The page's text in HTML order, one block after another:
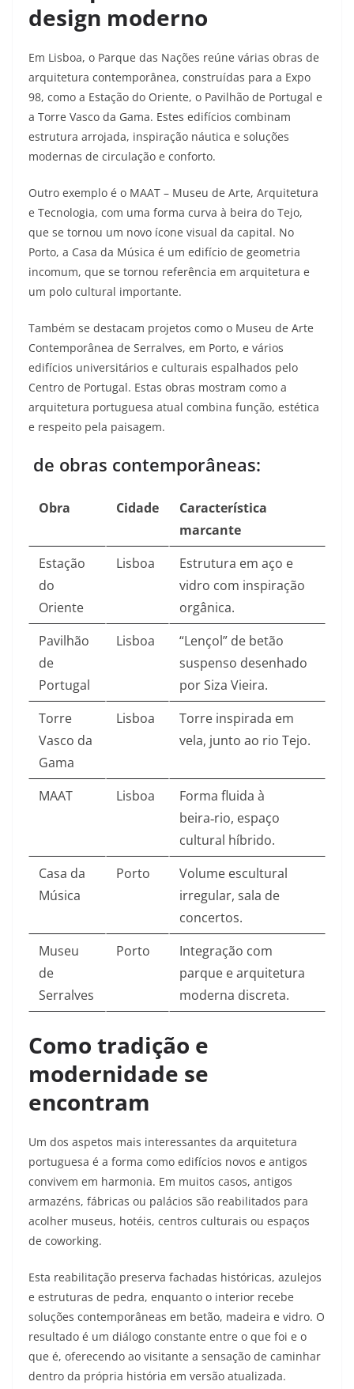
design moderno
Em Lisboa, o Parque das Nações reúne várias obras de
arquitetura contemporânea, construídas para a Expo
98, como a Estação do Oriente, o Pavilhão de Portugal e
a Torre Vasco da Gama. Estes edifícios combinam
estrutura arrojada, inspiração náutica e soluções
modernas de circulação e conforto.​
Outro exemplo é o MAAT – Museu de Arte, Arquitetura
e Tecnologia, com uma forma curva à beira do Tejo,
que se tornou um novo ícone visual da capital. No
Porto, a Casa da Música é um edifício de geometria
incomum, que se tornou referência em arquitetura e
um polo cultural importante.​
Também se destacam projetos como o Museu de Arte
Contemporânea de Serralves, em Porto, e vários
edifícios universitários e culturais espalhados pelo
Centro de Portugal. Estas obras mostram como a
arquitetura portuguesa atual combina função, estética
e respeito pela paisagem.​
de obras contemporâneas:
Obra Cidade
Característica
marcante
Estação
do
Oriente
Lisboa
Estrutura em aço e
vidro com inspiração
orgânica.​
Pavilhão
de
Portugal
Lisboa
“Lençol” de betão
suspenso desenhado
por Siza Vieira.​
Torre
Vasco da
Gama
Lisboa
Torre inspirada em
vela, junto ao rio Tejo.​
MAAT Lisboa
Forma fluida à
beira‑rio, espaço
cultural híbrido.​
Casa da
Música
Porto
Volume escultural
irregular, sala de
concertos.​
Museu
de
Serralves
Porto
Integração com
parque e arquitetura
moderna discreta.​
Como tradição e
modernidade se
encontram
Um dos aspetos mais interessantes da arquitetura
portuguesa é a forma como edifícios novos e antigos
convivem em harmonia. Em muitos casos, antigos
armazéns, fábricas ou palácios são reabilitados para
acolher museus, hotéis, centros culturais ou espaços
de coworking.​
Esta reabilitação preserva fachadas históricas, azulejos
e estruturas de pedra, enquanto o interior recebe
soluções contemporâneas em betão, madeira e vidro. O
resultado é um diálogo constante entre o que foi e o
que é, oferecendo ao visitante a sensação de caminhar
dentro da própria história em versão atualizada.​